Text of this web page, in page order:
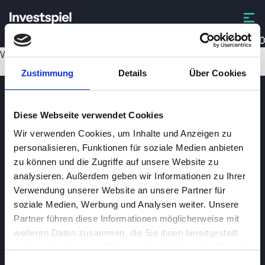
Zustimmung Details Über Cookies
Diese Webseite verwendet Cookies
Wir verwenden Cookies, um Inhalte und Anzeigen zu
personalisieren, Funktionen für soziale Medien anbieten
zu können und die Zugriffe auf unsere Website zu
analysieren. Außerdem geben wir Informationen zu Ihrer
Verwendung unserer Website an unsere Partner für
soziale Medien, Werbung und Analysen weiter. Unsere
Partner führen diese Informationen möglicherweise mit
weiteren Daten zusammen, die Sie ihnen bereitgestellt
Wird geladen...
Investspiel
ÜberInvestspiel
Datenschutzerklärung